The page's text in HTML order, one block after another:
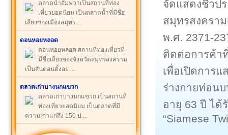
ตลาดน้ำอัมพวาเป็นสถานที่ท่อง
เที่ยวยอดนิยม เป็นตลาดน้ำที่มีชื่อ
เสียงของเมืองสมุทร ...
ดอนหอยหลอด
ดอนหอยหลอด สถานที่ท่องเที่ยวที่
มีชื่อเสียงของจังหวัดสมุทรสงคราม
เป็นสันดอนตั้งอย ...
ตลาดเก่าบางนกแขวก
ตลาดเก่าบางนกแขวก เป็นสถานที่
ท่องเที่ยวยอดนิยม เป็นตลาดที่มี
ความเก่าแก่ถึง 150 ป ...
จัดแสดงชีวป
สมุทรสงครา
พ.ศ. 2371-
ติดต่อการค้า
เพื่อเปิดการ
ร่างกายท่อน
อายุ 63 ปี ได้
“Siamese